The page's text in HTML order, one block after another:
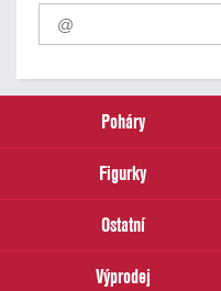
Pro
odběr
našich
email
Poháry
Figurky
Ostatní
Výprodej